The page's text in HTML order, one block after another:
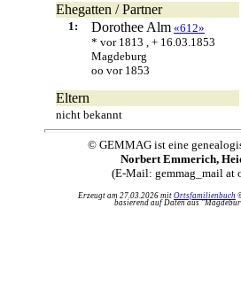
Ehegatten / Partner
1: Dorothee Alm «612»
* vor 1813 , + 16.03.1853
Magdeburg
oo vor 1853
Eltern
nicht bekannt
© GEMMAG ist eine
Norbert Emmerich,
(E-Mail: gemmag_mail at
Erzeugt am 27.03.2026 mit Ortsfamilienbuch
basierend auf Daten aus